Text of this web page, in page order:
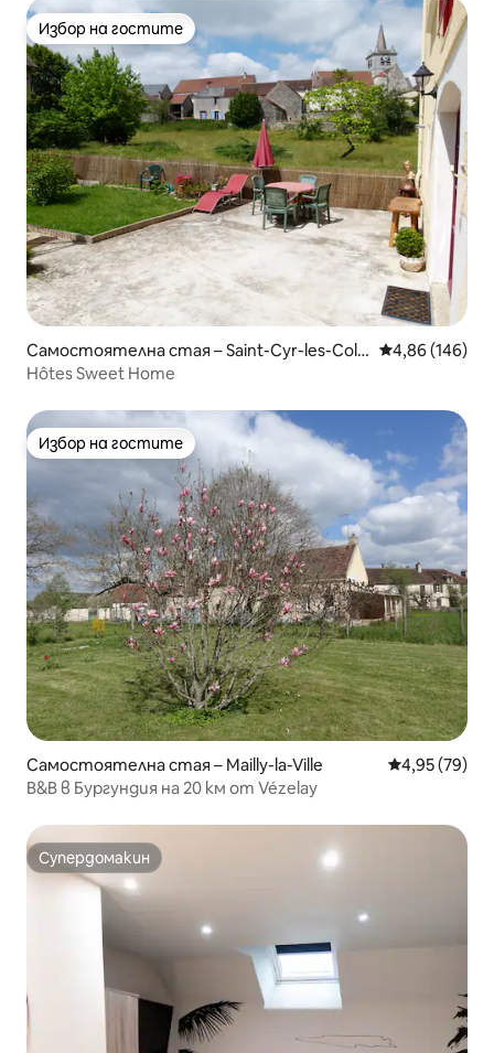
Избор на гостите
Избор на гостите
Самостоятелна стая – Saint-Cyr-les-Colo
ns
Средна
4,86 (146)
Hôtes Sweet Home
Избор на гостите
Избор на гостите
Самостоятелна стая – Mailly-la-Ville Средна
4,95 (79)
B&B в Бургундия на 20 км от Vézelay
Супердомакин
Супердомакин